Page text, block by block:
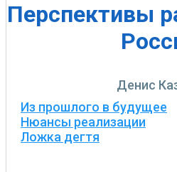
Перспективы
Денис
Из прошлого в будущее
Нюансы реализации
Ложка дегтя